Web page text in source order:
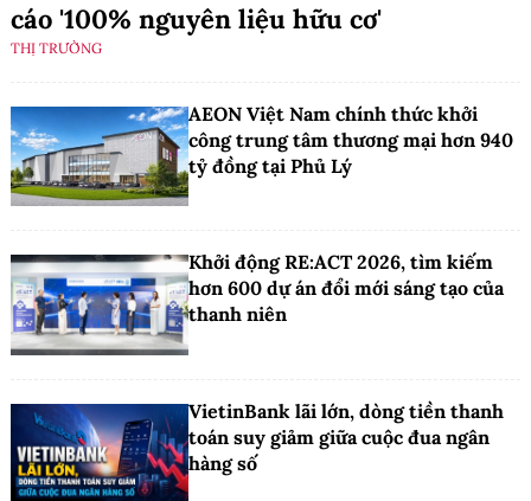
cáo '100% nguyên liệu hữu cơ'
THỊ TRƯỜNG
AEON Việt Nam chính thức khởi
công trung tâm thương mại hơn 940
tỷ đồng tại Phủ Lý
Khởi động RE:ACT 2026, tìm kiếm
hơn 600 dự án đổi mới sáng tạo của
thanh niên
VietinBank lãi lớn, dòng tiền thanh
toán suy giảm giữa cuộc đua ngân
hàng số